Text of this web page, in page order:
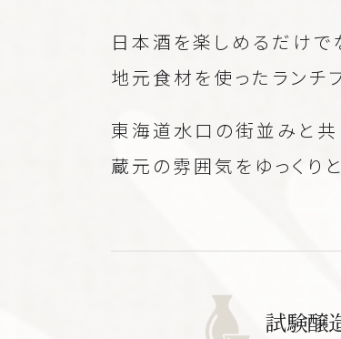
日本酒を楽しめるだけで
地元食材を使ったランチ
東海道水口の街並みと共
蔵元の雰囲気をゆっくり
試験醸